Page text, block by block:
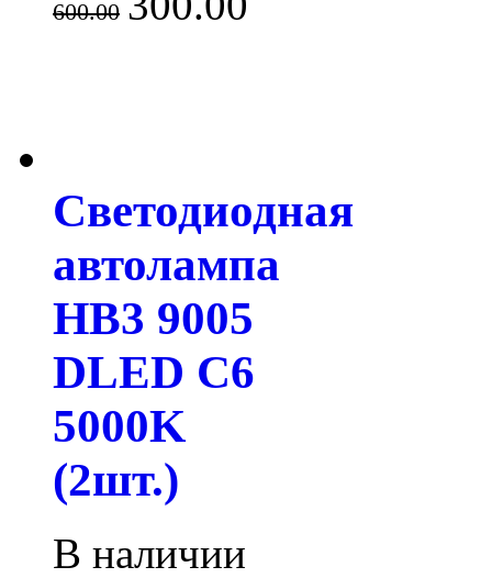
600.00
Светодиодная
автолампа
HB3 9005
DLED C6
5000K
(2шт.)
В наличии